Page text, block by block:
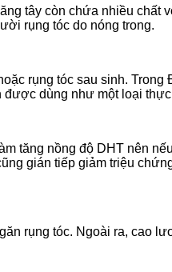
tây còn chứa nhiều
rụng tóc do nóng trong.
rụng tóc sau sinh.
dùng như một loại
tăng nồng độ DHT nên
gián tiếp giảm triệu
rụng tóc. Ngoài ra, cao